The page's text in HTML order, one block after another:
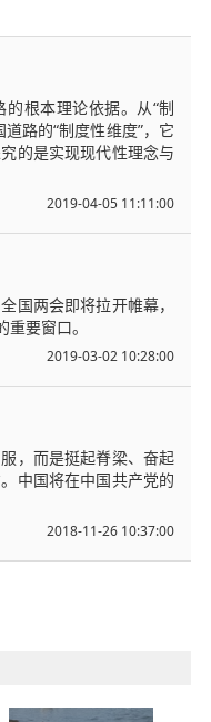
根本理论依据。从“制
路的“制度性维度”，它
的是实现现代性理念与
2019-04-05 11:11:00
国两会即将拉开帷幕，
要窗口。
2019-03-02 10:28:00
，而是挺起脊梁、奋起
中国将在中国共产党的
2018-11-26 10:37:00